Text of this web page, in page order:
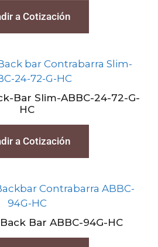
a Cotización
Bar Slim-ABBC-24-72-G-
HC
a Cotización
Bar ABBC-94G-HC